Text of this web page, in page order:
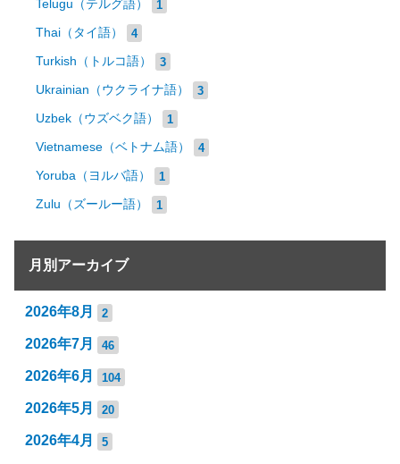
Telugu（テルグ語） 1
Thai（タイ語） 4
Turkish（トルコ語） 3
Ukrainian（ウクライナ語） 3
Uzbek（ウズベク語） 1
Vietnamese（ベトナム語） 4
Yoruba（ヨルバ語） 1
Zulu（ズールー語） 1
月別アーカイブ
2026年8月 2
2026年7月 46
2026年6月 104
2026年5月 20
2026年4月 5